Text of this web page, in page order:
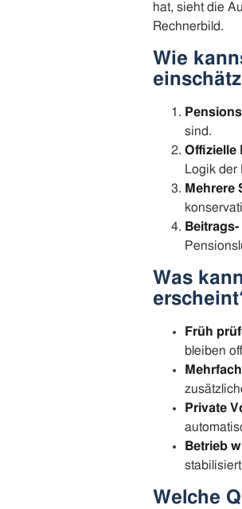
hat, sieht die
Rechnerbild.
Wie
sind.
Offizielle
Logik der
Mehrere
Was
Früh
bleiben
Private
Betrieb
Welche